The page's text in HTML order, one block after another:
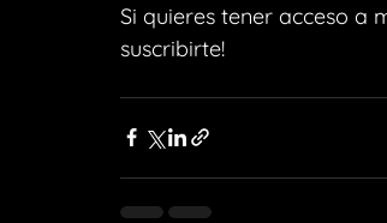
Si quieres tener acceso a
suscribirte!